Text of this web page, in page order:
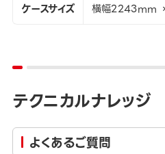
ケースサイズ
横幅2243mm
テクニカルナレッジ
よくあるご質問